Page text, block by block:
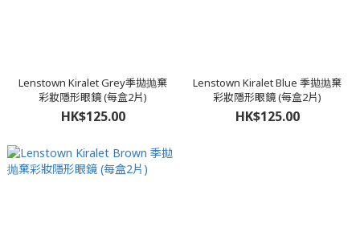
Lenstown Kiralet Grey季拋抛棄
彩妝隱形眼鏡 (每盒2片)
HK$125.00
Lenstown Kiralet Blue 季拋抛棄
彩妝隱形眼鏡 (每盒2片)
HK$125.00